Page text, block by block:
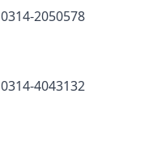
0314-2050578
0314-4043132